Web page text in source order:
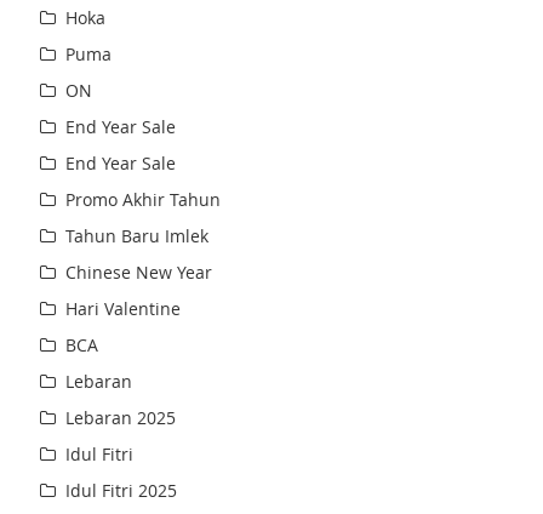
Hoka
Puma
ON
End Year Sale
End Year Sale
Promo Akhir Tahun
Tahun Baru Imlek
Chinese New Year
Hari Valentine
BCA
Lebaran
Lebaran 2025
Idul Fitri
Idul Fitri 2025